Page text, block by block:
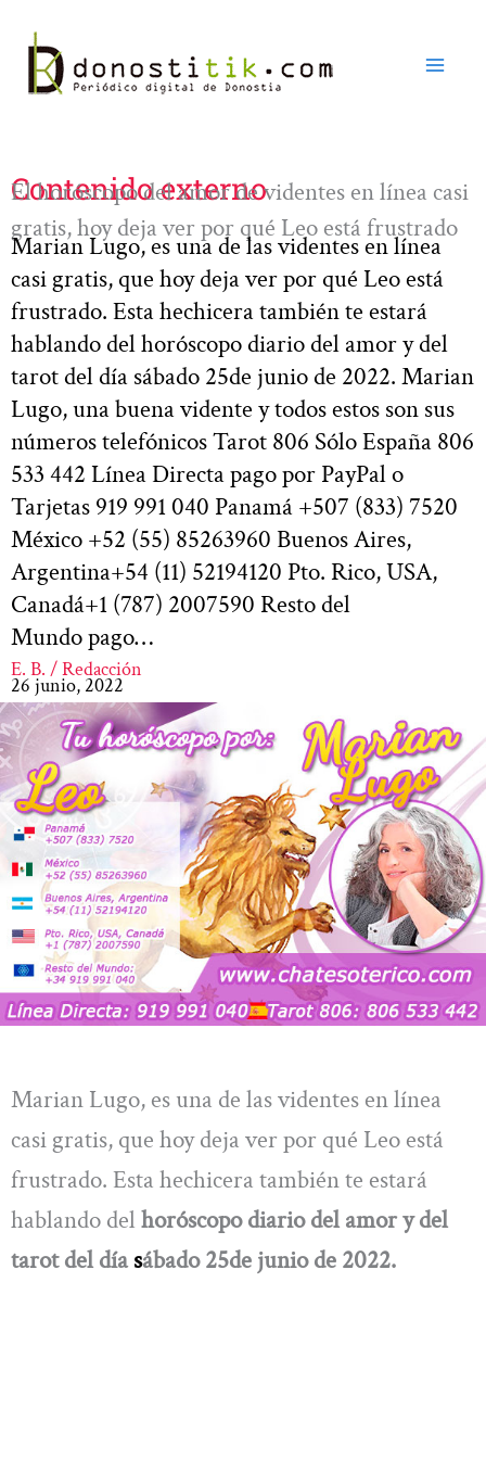
contenido
Contenido externo
El horóscopo del amor de videntes en línea casi
gratis, hoy deja ver por qué Leo está frustrado
Marian Lugo, es una de las videntes en línea
casi gratis, que hoy deja ver por qué Leo está
frustrado. Esta hechicera también te estará
hablando del horóscopo diario del amor y del
tarot del día sábado 25de junio de 2022. Marian
Lugo, una buena vidente y todos estos son sus
números telefónicos Tarot 806 Sólo España 806
533 442 Línea Directa pago por PayPal o
Tarjetas 919 991 040 Panamá +507 (833) 7520
México +52 (55) 85263960 Buenos Aires,
Argentina+54 (11) 52194120 Pto. Rico, USA,
Canadá+1 (787) 2007590 Resto del
Mundo pago…
E. B. / Redacción
26 junio, 2022
Marian Lugo, es una de las videntes en línea
casi gratis, que hoy deja ver por qué Leo está
frustrado. Esta hechicera también te estará
hablando del horóscopo diario del amor y del
tarot del díasábado 25de junio de 2022.